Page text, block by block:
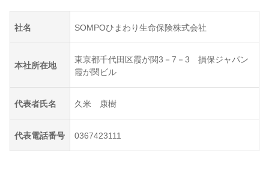
社名 SOMPOひまわり生命保険株式会社
本社所在地
東京都千代田区霞が関3－7－3 損保ジャパン
霞が関ビル
代表者氏名 久米 康樹
代表電話番号 0367423111